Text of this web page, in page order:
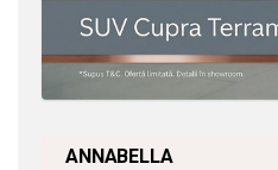
ANNABELLA